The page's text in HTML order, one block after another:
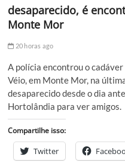
desaparecido, é
Monte Mor
20 horas ago
A polícia encontrou o
Véio, em Monte Mor, na
desaparecido desde o dia
Hortolândia para ver amigos.
Compartilhe isso:
Twitter